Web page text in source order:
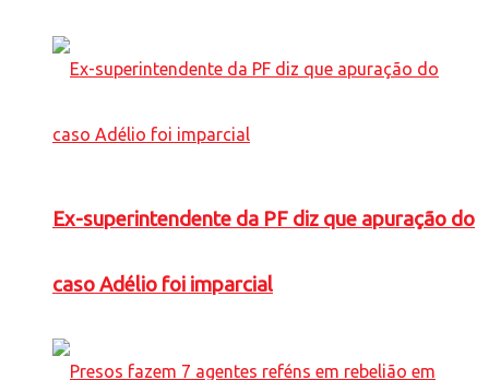
Ex-superintendente da PF diz que apuração do
caso Adélio foi imparcial